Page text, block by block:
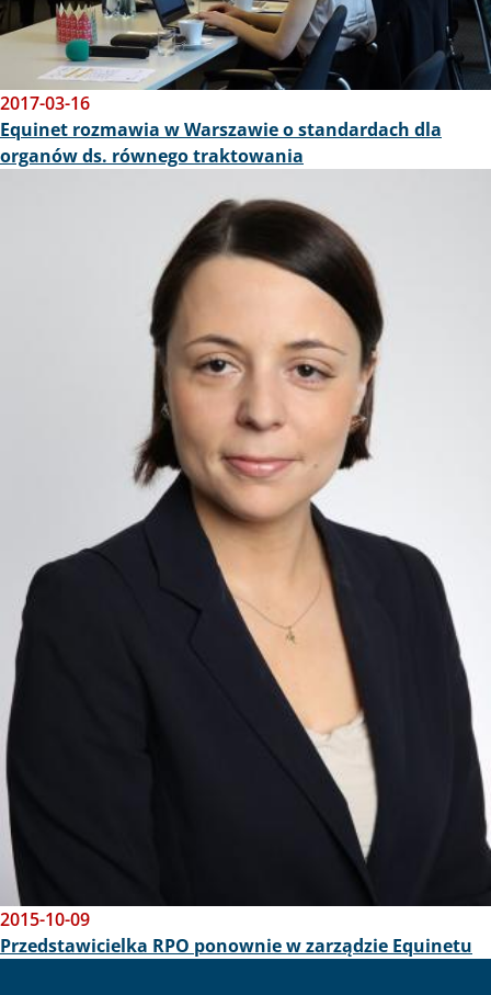
2017-03-16
Equinet rozmawia w Warszawie o standardach dla
organów ds. równego traktowania
2015-10-09
Przedstawicielka RPO ponownie w zarządzie Equinetu